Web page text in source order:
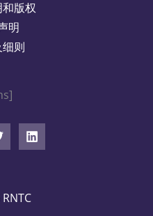
版权
明
则